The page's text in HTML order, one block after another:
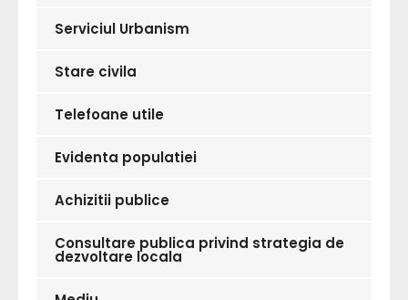
Serviciul Urbanism
Stare civila
Telefoane utile
Evidenta populatiei
Achizitii publice
Consultare publica privind strategia de
dezvoltare locala